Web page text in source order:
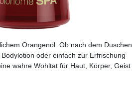
Orangenöl. Ob nach dem Duschen
oder einfach zur Erfrischung
wahre Wohltat für Haut, Körper, Geist